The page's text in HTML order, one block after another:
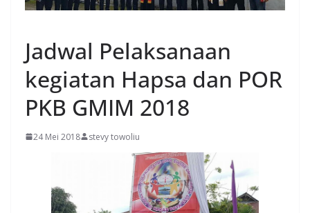
Jadwal Pelaksanaan
kegiatan Hapsa dan POR
PKB GMIM 2018
24 Mei 2018 stevy towoliu